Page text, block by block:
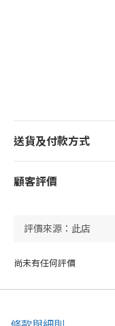
送貨及付款方式
顧客評價
尚未有任何評價